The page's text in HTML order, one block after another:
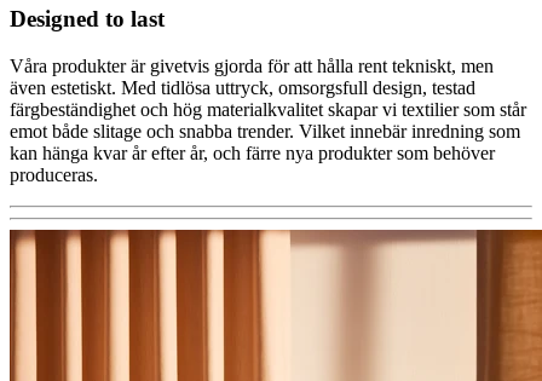
Designed to last
Våra produkter är givetvis gjorda för att hålla rent tekniskt, men
även estetiskt. Med tidlösa uttryck, omsorgsfull design, testad
färgbeständighet och hög materialkvalitet skapar vi textilier som står
emot både slitage och snabba trender. Vilket innebär inredning som
kan hänga kvar år efter år, och färre nya produkter som behöver
produceras.